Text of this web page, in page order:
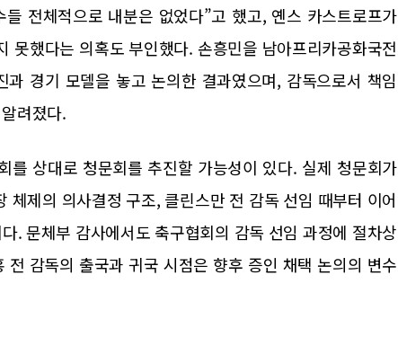
전체적으로 내분은 없었다”고 했고, 옌스 카스트로프가
못했다는 의혹도 부인했다. 손흥민을 남아프리카공화국전
경기 모델을 놓고 논의한 결과였으며, 감독으로서 책임
려졌다.
를 상대로 청문회를 추진할 가능성이 있다. 실제 청문회가
체제의 의사결정 구조, 클린스만 전 감독 선임 때부터 이어
. 문체부 감사에서도 축구협회의 감독 선임 과정에 절차상
감독의 출국과 귀국 시점은 향후 증인 채택 논의의 변수